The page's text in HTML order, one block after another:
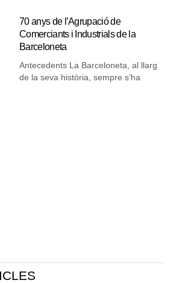
70 anys de l’Agrupació de
Comerciants i Industrials de la
Barceloneta
Antecedents La Barceloneta, al llarg
de la seva història, sempre s’ha